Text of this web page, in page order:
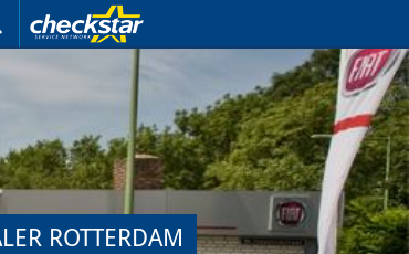
ROTTERDAM